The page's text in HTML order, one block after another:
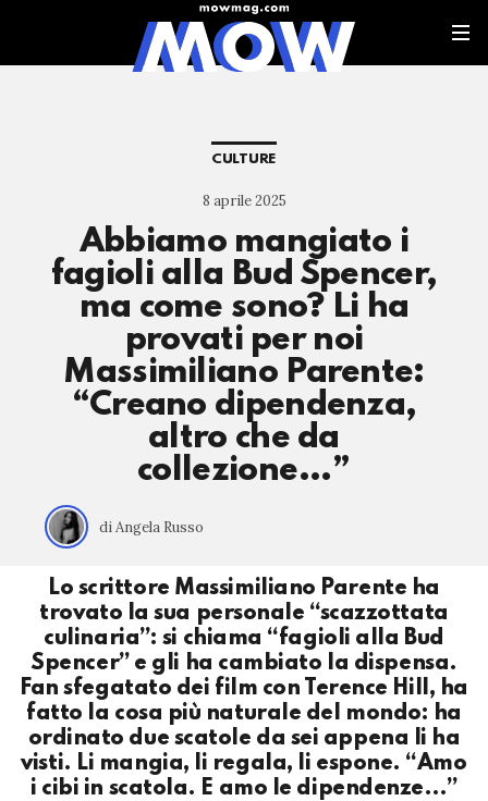
CULTURE
8 aprile 2025
Abbiamo mangiato i
fagioli alla Bud Spencer,
ma come sono? Li ha
provati per noi
Massimiliano Parente:
“Creano dipendenza,
altro che da
collezione…”
di Angela Russo
Lo scrittore Massimiliano Parente ha
trovato la sua personale “scazzottata
culinaria”: si chiama “fagioli alla Bud
Spencer” e gli ha cambiato la dispensa.
Fan sfegatato dei film con Terence Hill, ha
fatto la cosa più naturale del mondo: ha
ordinato due scatole da sei appena li ha
visti. Li mangia, li regala, li espone. “Amo
i cibi in scatola. E amo le dipendenze…”